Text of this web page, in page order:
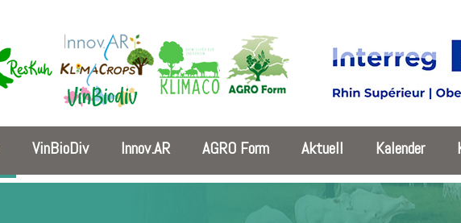
VinBioDiv Innov.AR AGRO Form Aktuell Kalender